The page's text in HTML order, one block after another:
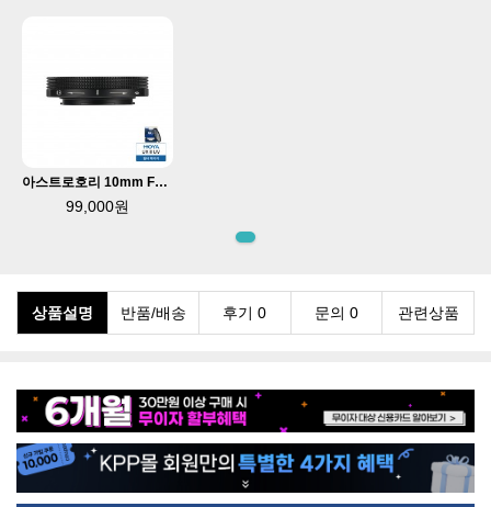
아스트로호리 10mm F8 II 소니 E마운트 APS-C 렌즈
99,000원
상품설명 반품/배송 후기 0 문의 0 관련상품